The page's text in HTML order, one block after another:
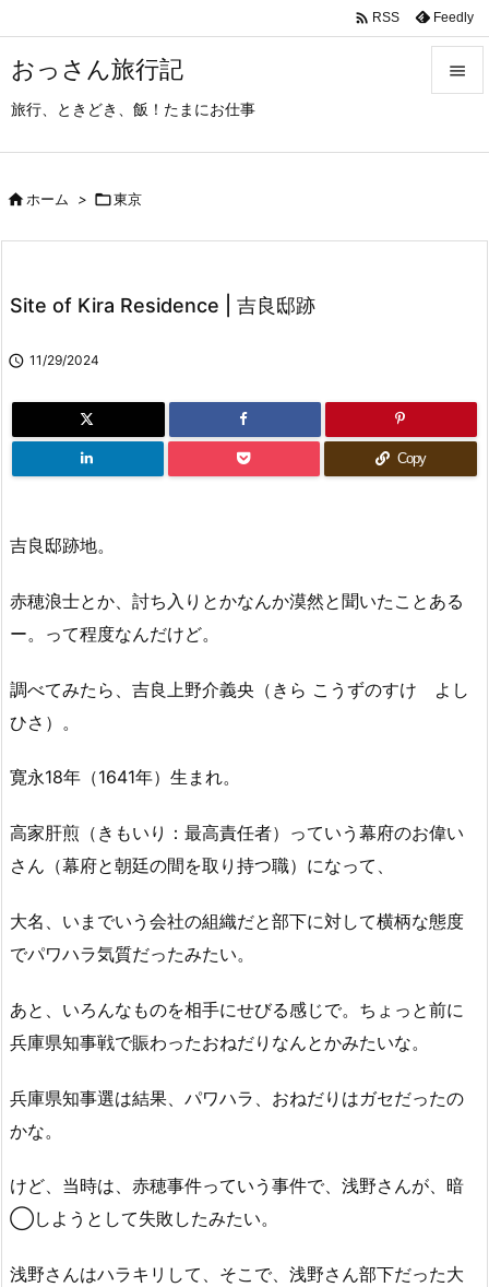
おっさん旅行記
旅行、ときどき、飯！たまにお仕事

 RSS Feedly
ホーム > 東京
Site of Kira Residence | 吉良邸跡
 11/29/2024
Copy
吉良邸跡地。
赤穂浪士とか、討ち入りとかなんか漠然と聞いたことある
ー。って程度なんだけど。
調べてみたら、吉良上野介義央（きら こうずのすけ よし
ひさ）。
寛永18年（1641年）生まれ。
高家肝煎（きもいり：最高責任者）っていう幕府のお偉い
さん（幕府と朝廷の間を取り持つ職）になって、
大名、いまでいう会社の組織だと部下に対して横柄な態度
でパワハラ気質だったみたい。
あと、いろんなものを相手にせびる感じで。ちょっと前に
兵庫県知事戦で賑わったおねだりなんとかみたいな。
兵庫県知事選は結果、パワハラ、おねだりはガセだったの
かな。
けど、当時は、赤穂事件っていう事件で、浅野さんが、暗
◯しようとして失敗したみたい。
浅野さんはハラキリして、そこで、浅野さん部下だった大